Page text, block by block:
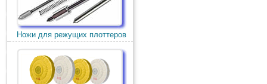
Ножи для режущих плоттеров